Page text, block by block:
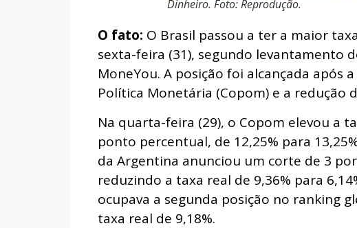
Dinheiro. Foto: Reprodução.
O fato: O Brasil passou a ter a maior
sexta-feira (31), segundo levantamento
MoneYou. A posição foi alcançada após
Política Monetária (Copom) e a redução
Na quarta-feira (29), o Copom elevou a
ponto percentual, de 12,25% para
da Argentina anunciou um corte de 3
reduzindo a taxa real de 9,36% para
ocupava a segunda posição no ranking
taxa real de 9,18%.